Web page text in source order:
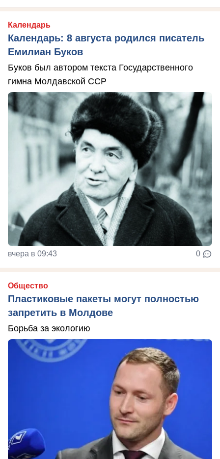
Календарь
Календарь: 8 августа родился писатель
Емилиан Буков
Буков был автором текста Государственного
гимна Молдавской ССР
вчера в 09:43 0
Общество
Пластиковые пакеты могут полностью
запретить в Молдове
Борьба за экологию